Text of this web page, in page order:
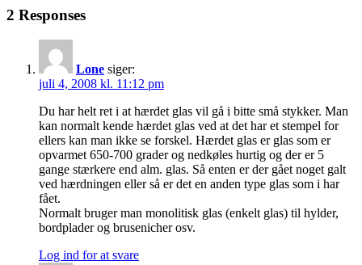
2 Responses
Lone siger:
juli 4, 2008 kl. 11:12 pm
Du har helt ret i at hærdet glas vil gå i bitte små stykker. Man
kan normalt kende hærdet glas ved at det har et stempel for
ellers kan man ikke se forskel. Hærdet glas er glas som er
opvarmet 650-700 grader og nedkøles hurtig og der er 5
gange stærkere end alm. glas. Så enten er der gået noget galt
ved hærdningen eller så er det en anden type glas som i har
fået.
Normalt bruger man monolitisk glas (enkelt glas) til hylder,
bordplader og brusenicher osv.
Log ind for at svare